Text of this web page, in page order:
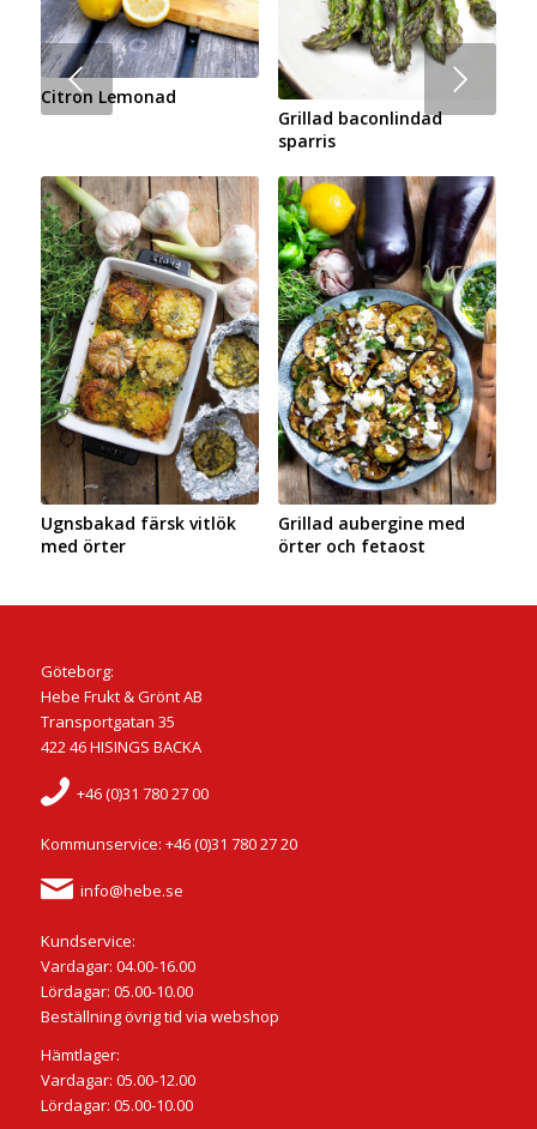
Citron Lemonad
Grillad baconlindad
sparris
Ugnsbakad färsk vitlök
med örter
Grillad aubergine med
örter och fetaost
Nästa
Göteborg:
Hebe Frukt & Grönt AB
Transportgatan 35
422 46 HISINGS BACKA
+46 (0)31 780 27 00
Kommunservice: +46 (0)31 780 27 20
info@hebe.se
Kundservice:
Vardagar: 04.00-16.00
Lördagar: 05.00-10.00
Beställning övrig tid via webshop
Hämtlager:
Vardagar: 05.00-12.00
Lördagar: 05.00-10.00